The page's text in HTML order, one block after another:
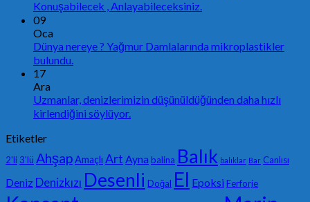
Konuşabilecek , Anlayabileceksiniz.
09
Oca
Dünya nereye ? Yağmur Damlalarında mikroplastikler
bulundu.
17
Ara
Uzmanlar, denizlerimizin düşünüldüğünden daha hızlı
kirlendiğini söylüyor.
Etiketler
2'li 3'lü AhşapAmaçlı Art Ayna balina Balık balıklar Bar Canlısı
Deniz Denizkızı Desenli Doğal El Epoksi Ferforje